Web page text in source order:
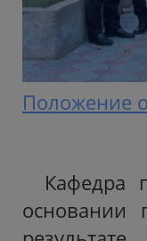
Положение
Кафедра